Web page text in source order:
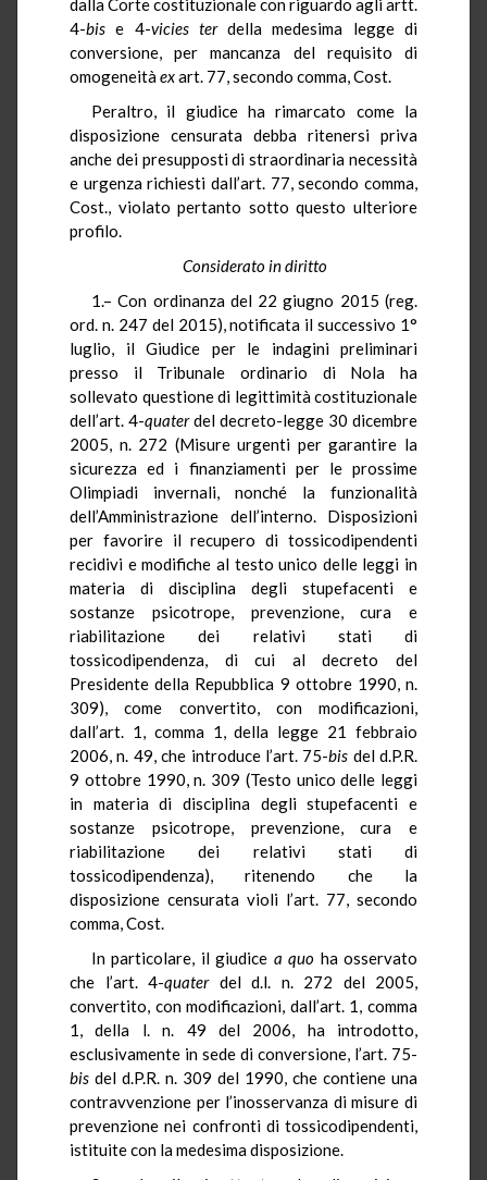
dalla Corte costituzionale con riguardo agli artt.
4-bis e 4-vicies terdella medesima legge di
conversione, per mancanza del requisito di
omogeneitàexart. 77, secondo comma, Cost.
Peraltro, il giudice ha rimarcato come la
disposizione censurata debba ritenersi priva
anche dei presupposti di straordinaria necessità
e urgenza richiesti dall’art. 77, secondo comma,
Cost., violato pertanto sotto questo ulteriore
profilo.
Considerato in diritto
1.– Con ordinanza del 22 giugno 2015 (reg.
ord. n. 247 del 2015), notificata il successivo 1°
luglio, il Giudice per le indagini preliminari
presso il Tribunale ordinario di Nola ha
sollevato questione di legittimità costituzionale
dell’art. 4-quaterdel decreto-legge 30 dicembre
2005, n. 272 (Misure urgenti per garantire la
sicurezza ed i finanziamenti per le prossime
Olimpiadi invernali, nonché la funzionalità
dell’Amministrazione dell’interno. Disposizioni
per favorire il recupero di tossicodipendenti
recidivi e modifiche al testo unico delle leggi in
materia di disciplina degli stupefacenti e
sostanze psicotrope, prevenzione, cura e
riabilitazione dei relativi stati di
tossicodipendenza, di cui al decreto del
Presidente della Repubblica 9 ottobre 1990, n.
309), come convertito, con modificazioni,
dall’art. 1, comma 1, della legge 21 febbraio
2006, n. 49, che introduce l’art. 75-bis del d.P.R.
9 ottobre 1990, n. 309 (Testo unico delle leggi
in materia di disciplina degli stupefacenti e
sostanze psicotrope, prevenzione, cura e
riabilitazione dei relativi stati di
tossicodipendenza), ritenendo che la
disposizione censurata violi l’art. 77, secondo
comma, Cost.
In particolare, il giudice a quo ha osservato
che l’art. 4-quaterdel d.l. n. 272 del 2005,
convertito, con modificazioni, dall’art. 1, comma
1, della l. n. 49 del 2006, ha introdotto,
esclusivamente in sede di conversione, l’art. 75-
bis del d.P.R. n. 309 del 1990, che contiene una
contravvenzione per l’inosservanza di misure di
prevenzione nei confronti di tossicodipendenti,
istituite con la medesima disposizione.